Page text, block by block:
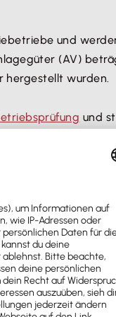
und
(AV)
hergestellt wurden.
und
verlieren. In
ist, sind
dem Steuerberater
denAfA-Rechner